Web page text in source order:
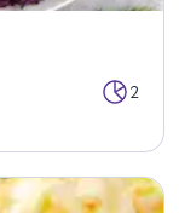
2